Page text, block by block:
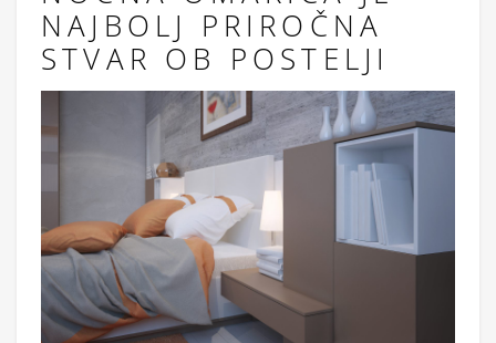
NAJBOLJ PRIROČNA
STVAR OB POSTELJI